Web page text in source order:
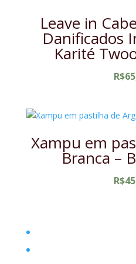
Leave in
Danificados
Karité
R$
Xampu em
Branca –
R$